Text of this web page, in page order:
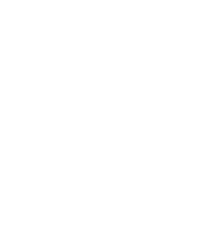
– Reklam –